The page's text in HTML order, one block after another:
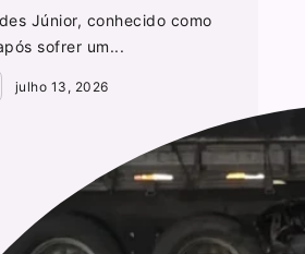
Júnior, conhecido como
sofrer um...
julho 13, 2026